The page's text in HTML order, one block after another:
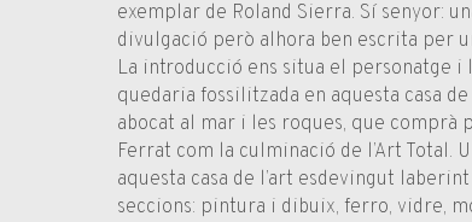
exemplar de Roland Sierra. Sí senyor:
divulgació però alhora ben escrita per
La introducció ens situa el personatge i
quedaria fossilitzada en aquesta casa
abocat al mar i les roques, que comprà
Ferrat com la culminació de l’Art Total.
aquesta casa de l’art esdevingut
seccions: pintura i dibuix, ferro, vidre,